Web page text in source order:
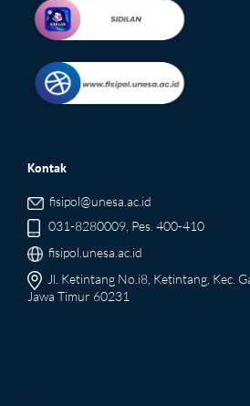
Kontak
fisipol@unesa.ac.id
031-8280009, Pes. 400-410
fisipol.unesa.ac.id
Jl. Ketintang No.i8, Ketintang, Kec.
Jawa Timur 60231